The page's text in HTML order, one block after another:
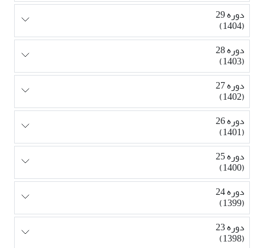
دوره 29
(1404)
دوره 28
(1403)
دوره 27
(1402)
دوره 26
(1401)
دوره 25
(1400)
دوره 24
(1399)
دوره 23
(1398)